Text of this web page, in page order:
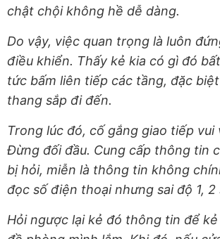
chật chội không hề dễ dàng.
Do vậy, việc quan trọng là luôn
điều khiển. Thấy kẻ kia có gì đó
tức bấm liên tiếp các tầng, đặc
thang sắp đi đến.
Trong lúc đó, cố gắng giao tiếp vui
Đừng đối đầu. Cung cấp thông tin
bị hỏi, miễn là thông tin không
đọc số điện thoại nhưng sai độ 1, 2
Hỏi ngược lại kẻ đó thông tin để